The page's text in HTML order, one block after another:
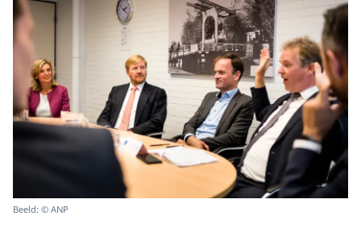
Beeld: © ANP